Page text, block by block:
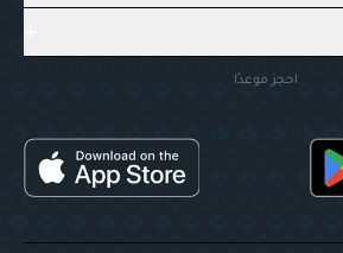
احجز موعدًا